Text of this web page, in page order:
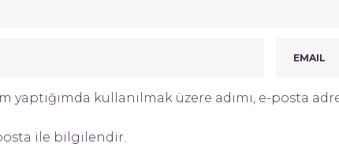
yaptığımda kullanılmak üzere adımı, e-posta
ile bilgilendir.